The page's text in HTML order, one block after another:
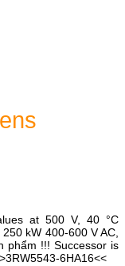
at 500 V, 40 °C
kW 400-600 V AC,
phẩm !!! Successor is
6HA16<<